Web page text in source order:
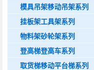
模具吊架移动吊架系列
挂板架工具架系列
物料架砂轮架系列
登高梯登高车系列
取货梯移动平台梯系列